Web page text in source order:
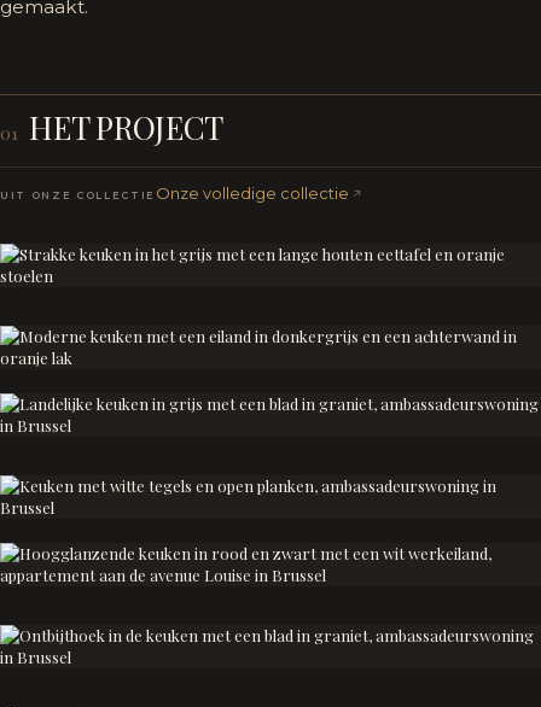
gemaakt.
01 HET PROJECT
UIT ONZE COLLECTIE Onze volledige collectie